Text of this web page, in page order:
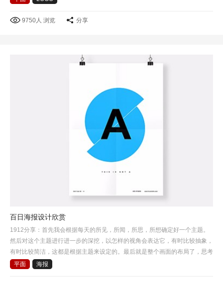
9750人 浏览 分享
百日海报设计欣赏
1912分享：首先我会根据每天的所见，所闻，所思，所想确定好一个主题。
然后对这个主题进行进一步的深挖，以怎样的视角会表达它，有时比较抽象，
有时比较简洁，这都是根据主题来设定的。最后就是整个画面的布局了，思考
怎样才根据有冲击力，而且具有美感。做每一个设计时，…
平面 海报